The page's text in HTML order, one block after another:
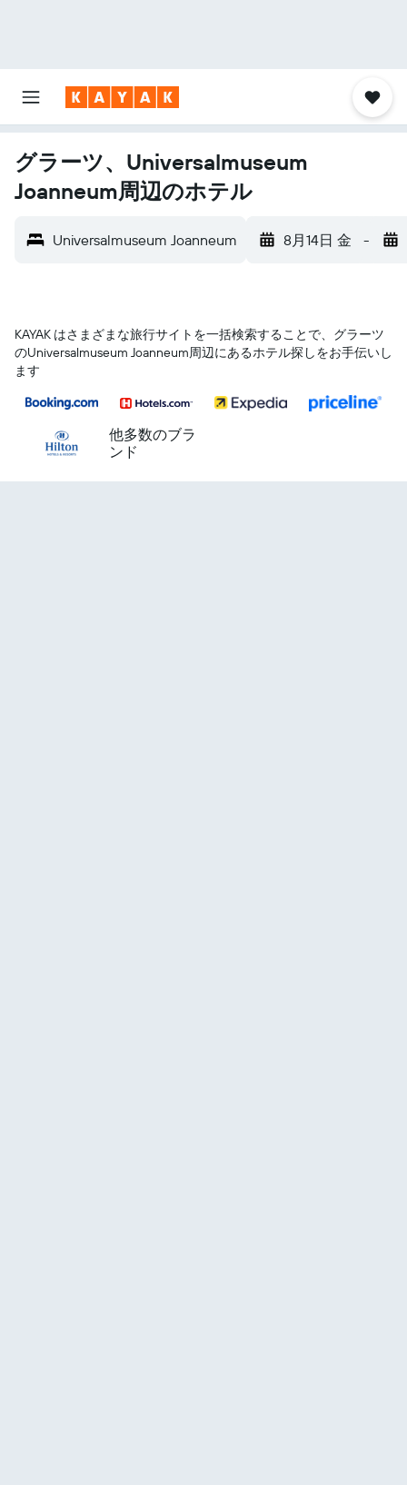
グラーツ、Universalmuseum
Joanneum周辺のホテル
Universalmuseum Joanneum 8月14日 金 -
KAYAK はさまざまな旅行サイトを一括検索することで、グラーツ​
のUniversalmuseum Joanneum​周辺にあるホテル探しをお手伝いし
ます
他多数のブラ
ンド